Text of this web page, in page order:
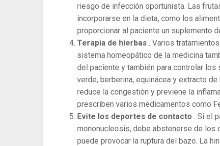
riesgo de infección oportunista. Las
incorporarse en la dieta, como los
proporcionar al paciente un suplemento
Terapia de hierbas . Varios
sistema homeopático de la medicina
del paciente y también para controlar los
verde, berberina, equinácea y extracto
reduce la congestión y previene la
prescriben varios medicamentos como
Evite los deportes de contacto . Si el
mononucleosis, debe abstenerse de los
puede provocar la ruptura del bazo. La